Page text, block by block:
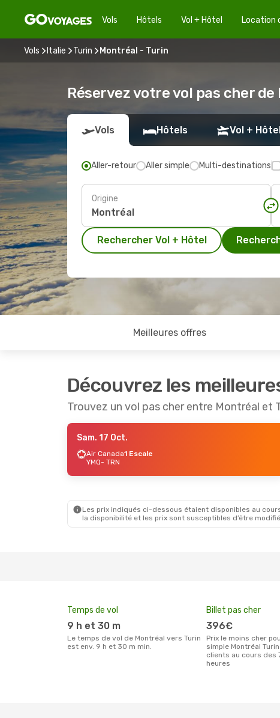
Vols Hôtels Vol + Hôtel Location
Vols Italie Turin Montréal - Turin
Réservez votre vol pas cher
Vols Hôtels Vol +
Aller-retour Aller simple Multi-destinations
Origine
Rechercher Vol + Hôtel
Meilleures offres
Découvrez les
Trouvez un vol pas cher entre Montréal et
Sam. 17 Oct.
Air Canada1 Escale
YMQ- TRN
Les prix indiqués ci-dessous étaient disponibles au
la disponibilité et les prix sont susceptibles d’être
Temps de vol
9 h et 30 m
Le temps de vol de Montréal vers Turin
est env. 9 h et 30 m min.
Billet pas cher
396€
Prix le moins cher pour un billet aller
simple Montréal
clients au cours des
heures